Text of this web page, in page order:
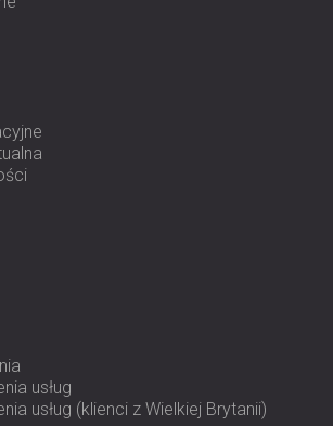
usług
usług (klienci z Wielkiej Brytanii)